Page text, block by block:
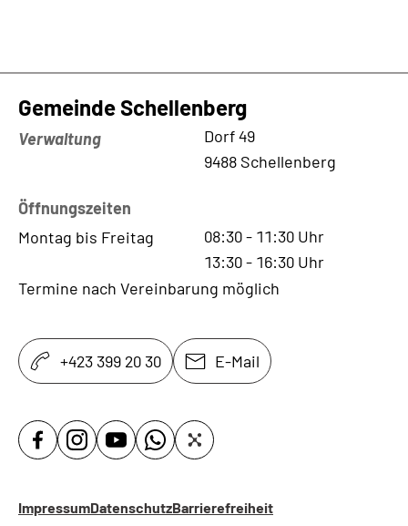
Gemeinde Schellenberg
Verwaltung
Dorf 49
9488 Schellenberg
Öffnungszeiten
Montag bis Freitag
08:30- 11:30 Uhr
13:30- 16:30 Uhr
Termine nach Vereinbarung möglich
+423 399 20 30 E-Mail
ImpressumDatenschutzBarrierefreiheit